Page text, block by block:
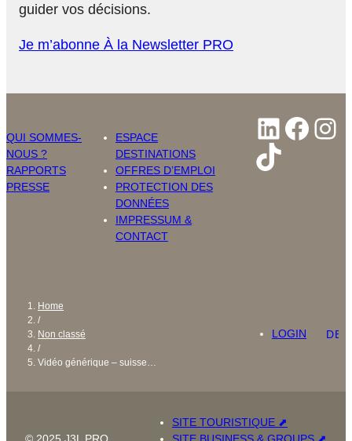
guider vos décisions.
Je m’abonne À la Newsletter PRO
QUI SOMMES-
NOUS ?
RAPPORTS
PRESSE
ESPACE
DESTINATIONS
OFFRES D’EMPLOI
PROTECTION DES
DONNÉES
IMPRESSUM &
CONTACT
TikTok
Home
/
Non classé
/
Vidéo générique – suisse…
LOGIN
© 2025 J3L PRO
SITE TOURISTIQUE ⬈
SITE BUSINESS & GROUPS ⬈